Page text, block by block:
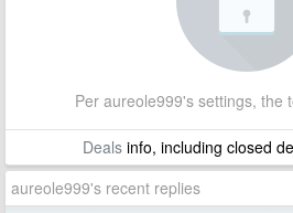
Per aureole999's settings, the
Dealsinfo, including closed
aureole999's recent replies